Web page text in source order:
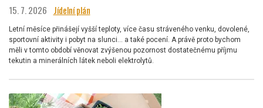
15. 7. 2026 Jídelní plán
Letní měsíce přinášejí vyšší teploty, více času stráveného venku, dovolené,
sportovní aktivity i pobyt na slunci… a také pocení. A právě proto bychom
měli v tomto období věnovat zvýšenou pozornost dostatečnému příjmu
tekutin a minerálních látek neboli elektrolytů.